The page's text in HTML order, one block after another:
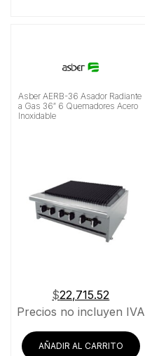
Asber AERB-36 Asador Radiante
a Gas 36″ 6 Quemadores Acero
Inoxidable
$22,715.52
Precios no incluyen IVA
AÑADIR AL CARRITO